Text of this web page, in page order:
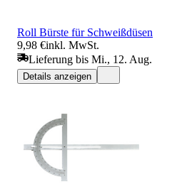
Roll Bürste für Schweißdüsen
9,98 €inkl. MwSt.
Lieferung bis Mi., 12. Aug.
Details anzeigen